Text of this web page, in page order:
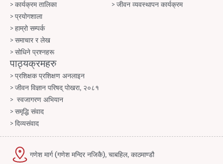
कार्यक्रम तालिका
प्रयोगशाला
हाम्रो सम्पर्क
समाचार र लेख
सोधिने प्रश्नहरू
जीवन व्यवस्थापन कार्यक्रम
पाठ्यक्रमहरु
प्रशिक्षक प्रशिक्षण अनलाइन
जीवन विज्ञान परिषद् पोखरा, २०८१
स्वजागरण अभियान
समृद्धि संवाद
दिव्यसंवाद
गणेश मार्ग (गणेश मन्दिर नजिकै), चाबहिल, काठमाण्डौ